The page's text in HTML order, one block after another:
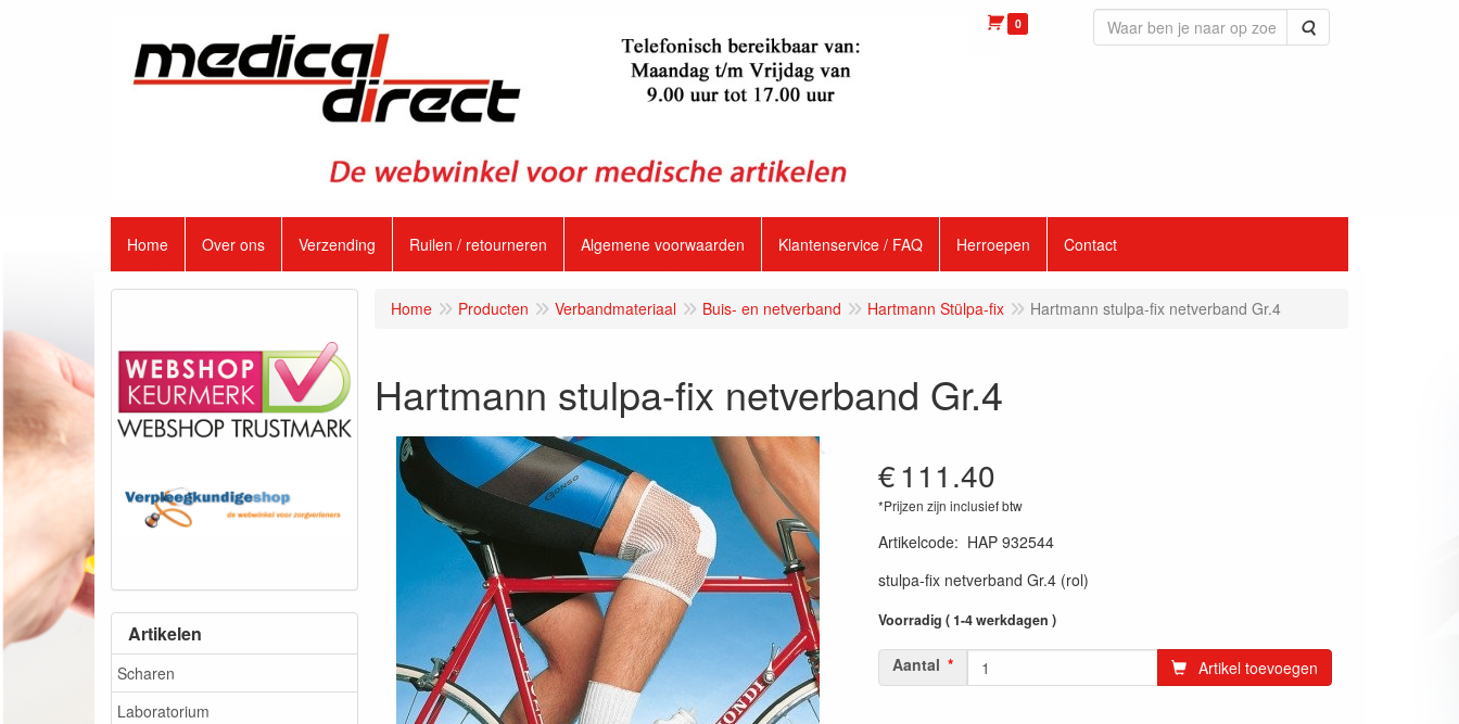
0 Zoeken
Home Over ons Verzending Ruilen / retourneren Algemene voorwaarden Klantenservice / FAQ Herroepen Contact
Artikelen
Scharen
Laboratorium
Home Producten Verbandmateriaal Buis- en netverband Hartmann Stülpa-fix Hartmann stulpa-fix netverband Gr.4
Hartmann stulpa-fix netverband Gr.4
€111.40
*Prijzen zijn inclusief btw
Artikelcode: HAP 932544
stulpa-fix netverband Gr.4 (rol)
Voorradig ( 1-4 werkdagen )
Aantal Artikel toevoegen